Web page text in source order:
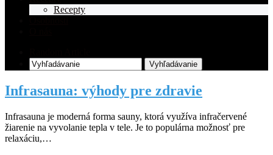
Recepty
Vyhľadávanie
Infrasauna: výhody pre zdravie
Infrasauna je moderná forma sauny, ktorá využíva infračervené
žiarenie na vyvolanie tepla v tele. Je to populárna možnosť pre
relaxáciu,…